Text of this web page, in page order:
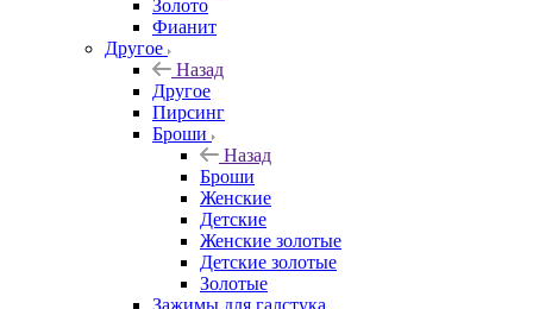
Золото
Фианит
Другое
Назад
Другое
Пирсинг
Броши
Назад
Броши
Женские
Детские
Женские золотые
Детские золотые
Золотые
Зажимы для галстука